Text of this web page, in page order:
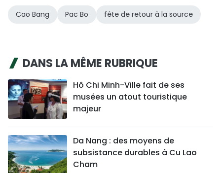
Cao Bang Pac Bo fête de retour à la source
DANS LA MÊME RUBRIQUE
Hô Chi Minh-Ville fait de ses
musées un atout touristique
majeur
Da Nang : des moyens de
subsistance durables à Cu Lao
Cham